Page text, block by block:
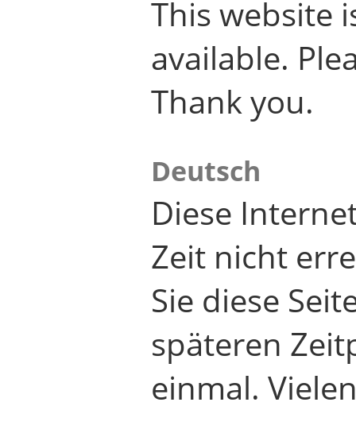
This website
available.
Thank you.
Deutsch
Diese
Zeit nicht
Sie diese
späteren
einmal.